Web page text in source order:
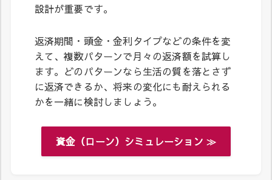
設計が重要です。
返済期間・頭金・金利タイプなどの条件を変
えて、複数パターンで月々の返済額を試算し
ます。どのパターンなら生活の質を落とさず
に返済できるか、将来の変化にも耐えられる
かを一緒に検討しましょう。
資金（ローン）シミュレーション ≫